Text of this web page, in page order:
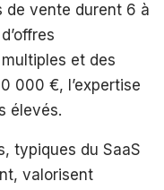
de vente durent 6 à
et des
000 €, l’expertise
élevés.
typiques du SaaS
valorisent